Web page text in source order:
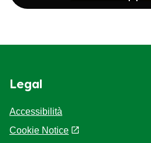
Legal
Accessibilità
Cookie Notice